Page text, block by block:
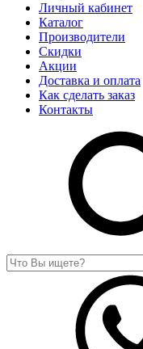
Личный кабинет
Каталог
Производители
Скидки
Акции
Доставка и оплата
Как сделать заказ
Контакты